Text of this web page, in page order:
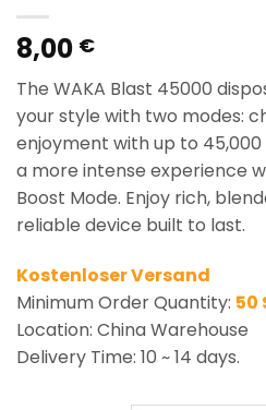
8,00 €
The WAKA Blast 45000
your style with two modes:
enjoyment with up to
a more intense experience
Boost Mode. Enjoy rich,
reliable device built to last.
Kostenloser Versand
Minimum Order Quantity: 50
Location: China Warehouse
Delivery Time: 10 ~ 14 days.